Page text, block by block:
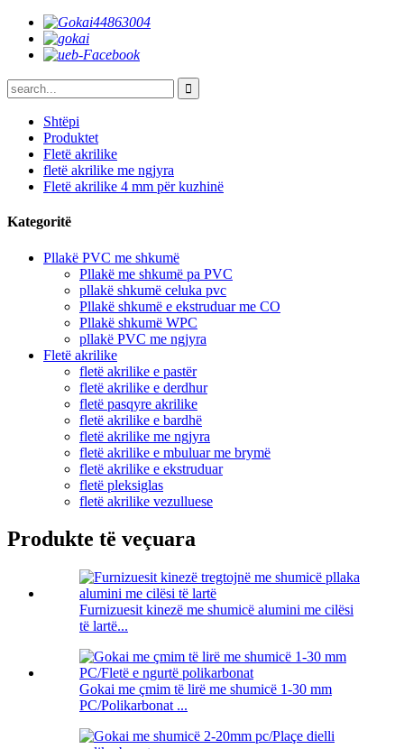
Shtëpi
Produktet
Fletë akrilike
fletë akrilike me ngjyra
Fletë akrilike 4 mm për kuzhinë
Kategoritë
Pllakë PVC me shkumë
Pllakë me shkumë pa PVC
pllakë shkumë celuka pvc
Pllakë shkumë e ekstruduar me CO
Pllakë shkumë WPC
pllakë PVC me ngjyra
Fletë akrilike
fletë akrilike e pastër
fletë akrilike e derdhur
fletë pasqyre akrilike
fletë akrilike e bardhë
fletë akrilike me ngjyra
fletë akrilike e mbuluar me brymë
fletë akrilike e ekstruduar
fletë pleksiglas
fletë akrilike vezulluese
Produkte të veçuara
Furnizuesit kinezë me shumicë alumini me cilësi
të lartë...
Gokai me çmim të lirë me shumicë 1-30 mm
PC/Polikarbonat ...